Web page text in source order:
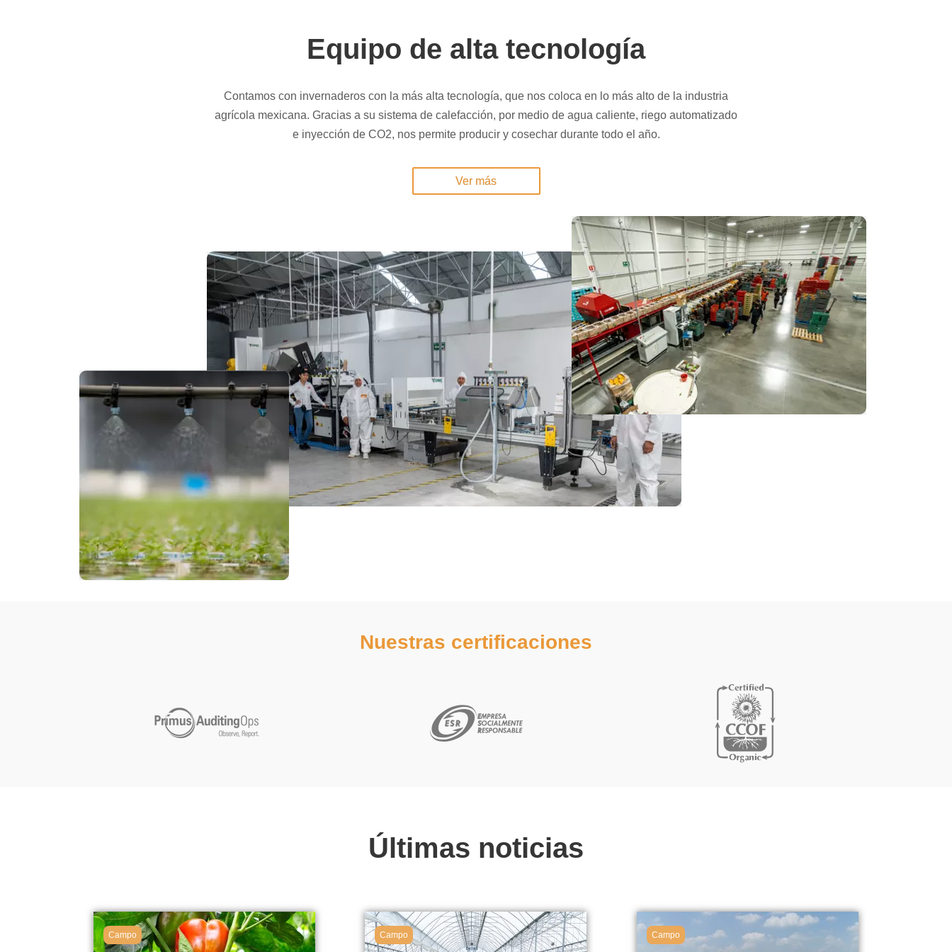
Equipo de alta tecnología
Contamos con invernaderos con la más alta tecnología, que nos coloca en lo más alto de la industria
agrícola mexicana. Gracias a su sistema de calefacción, por medio de agua caliente, riego automatizado
e inyección de CO2, nos permite producir y cosechar durante todo el año.
Ver más
Nuestras certificaciones
Últimas noticias
Campo Campo Campo